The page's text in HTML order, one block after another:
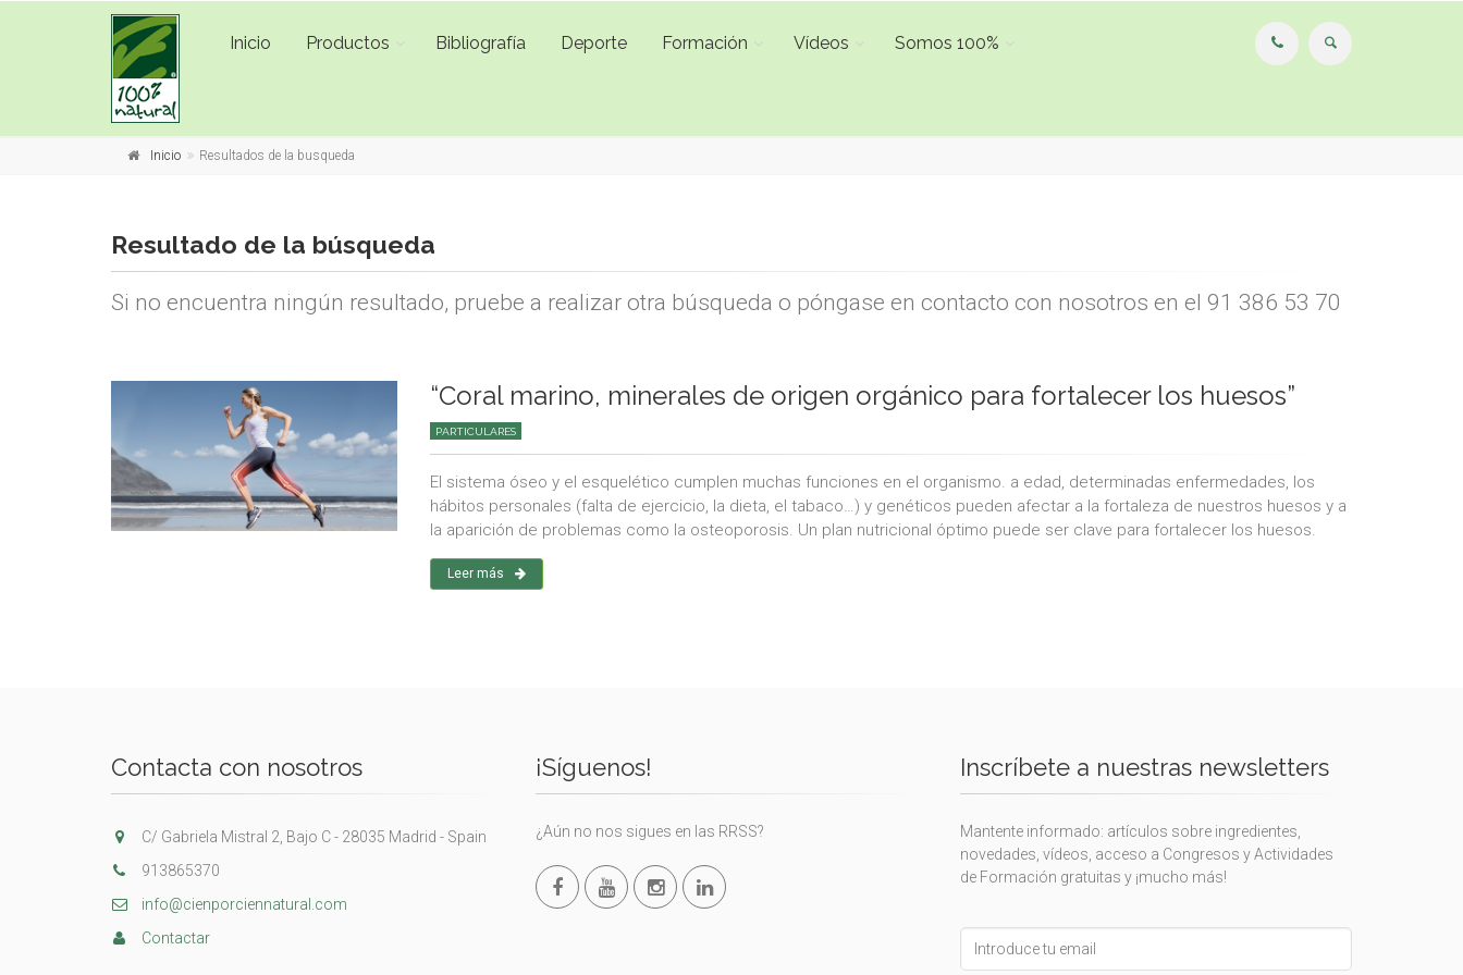
Inicio Productos Bibliografía Deporte Formación Vídeos Somos 100%
Inicio Resultados de la busqueda
Resultado de la búsqueda
Si no encuentra ningún resultado, pruebe a realizar otra búsqueda o póngase en contacto con nosotros en el 91 386 53 70
“Coral marino, minerales de origen orgánico para fortalecer los huesos”
PARTICULARES
El sistema óseo y el esquelético cumplen muchas funciones en el organismo. a edad, determinadas enfermedades, los
hábitos personales (falta de ejercicio, la dieta, el tabaco…) y genéticos pueden afectar a la fortaleza de nuestros huesos y a
la aparición de problemas como la osteoporosis. Un plan nutricional óptimo puede ser clave para fortalecer los huesos.
Leer más
Contacta con nosotros
C/ Gabriela Mistral 2, Bajo C - 28035 Madrid - Spain
913865370
info@cienporciennatural.com
Contactar
¡Síguenos!
¿Aún no nos sigues en las RRSS?
Inscríbete a nuestras newsletters
Mantente informado: artículos sobre ingredientes,
novedades, vídeos, acceso a Congresos y Actividades
de Formación gratuitas y ¡mucho más!
this
field